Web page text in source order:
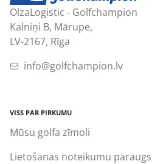
OlzaLogistic - Golfchampion
Kalniņi B, Mārupe,
LV-2167, Rīga
info@golfchampion.lv
VISS PAR PIRKUMU
Mūsu golfa zīmoli
Lietošanas noteikumu paraugs